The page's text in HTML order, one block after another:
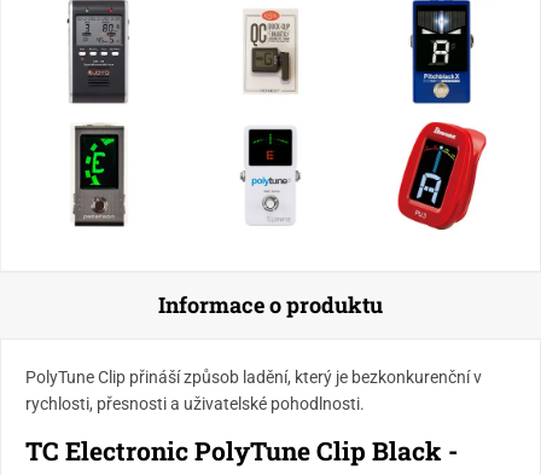
Informace o produktu
PolyTune Clip přináší způsob ladění, který je bezkonkurenční v
rychlosti, přesnosti a uživatelské pohodlnosti.
TC Electronic PolyTune Clip Black -